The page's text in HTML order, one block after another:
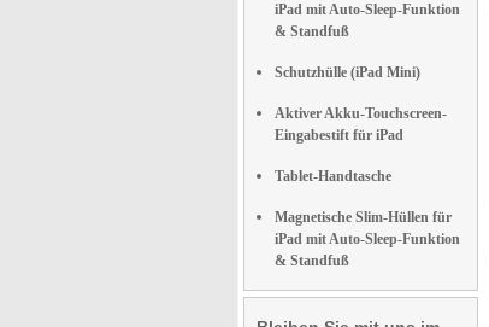
iPad mit Auto-Sleep-Funktion
& Standfuß
Schutzhülle (iPad Mini)
Aktiver Akku-Touchscreen-
Eingabestift für iPad
Tablet-Handtasche
Magnetische Slim-Hüllen für
iPad mit Auto-Sleep-Funktion
& Standfuß